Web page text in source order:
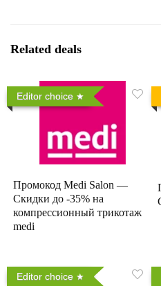
Related deals
Editor choice
Промокод Medi Salon —
Скидки до -35% на
компрессионный трикотаж
medi
Editor choice